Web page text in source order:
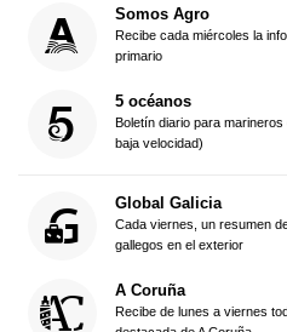
Somos Agro
Recibe cada miércoles la
primario
5 océanos
Boletín diario para
baja velocidad)
Global Galicia
Cada viernes, un resumen
gallegos en el exterior
A Coruña
Recibe de lunes a viernes